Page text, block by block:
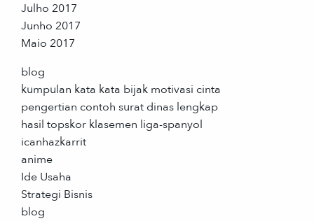
Julho 2017
Junho 2017
Maio 2017
blog
kumpulan kata kata bijak motivasi cinta
pengertian contoh surat dinas lengkap
hasil topskor klasemen liga-spanyol
icanhazkarrit
anime
Ide Usaha
Strategi Bisnis
blog